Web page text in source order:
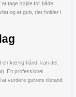
tage højde for både
og et gulv, der holder i
en kærlig hånd, kan det
En professionel
vurdere gulvets tilstand